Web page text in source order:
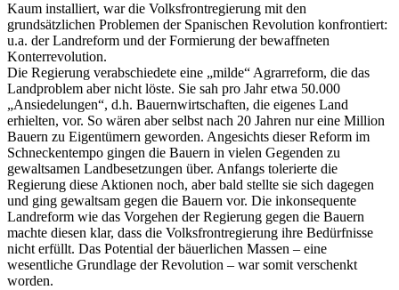
Kaum installiert, war die Volksfrontregierung mit den
grundsätzlichen Problemen der Spanischen Revolution konfrontiert:
u.a. der Landreform und der Formierung der bewaffneten
Konterrevolution.
Die Regierung verabschiedete eine „milde“ Agrarreform, die das
Landproblem aber nicht löste. Sie sah pro Jahr etwa 50.000
„Ansiedelungen“, d.h. Bauernwirtschaften, die eigenes Land
erhielten, vor. So wären aber selbst nach 20 Jahren nur eine Million
Bauern zu Eigentümern geworden. Angesichts dieser Reform im
Schneckentempo gingen die Bauern in vielen Gegenden zu
gewaltsamen Landbesetzungen über. Anfangs tolerierte die
Regierung diese Aktionen noch, aber bald stellte sie sich dagegen
und ging gewaltsam gegen die Bauern vor. Die inkonsequente
Landreform wie das Vorgehen der Regierung gegen die Bauern
machte diesen klar, dass die Volksfrontregierung ihre Bedürfnisse
nicht erfüllt. Das Potential der bäuerlichen Massen – eine
wesentliche Grundlage der Revolution – war somit verschenkt
worden.